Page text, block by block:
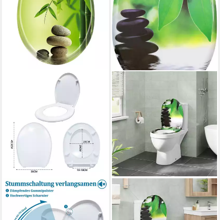
FIVMEN
WC-Sitz Toilettendeckel
Absenkautomatik Klobrille mit
EUGAD
WC-Sitz (1-St),
Toilettendeckel mit